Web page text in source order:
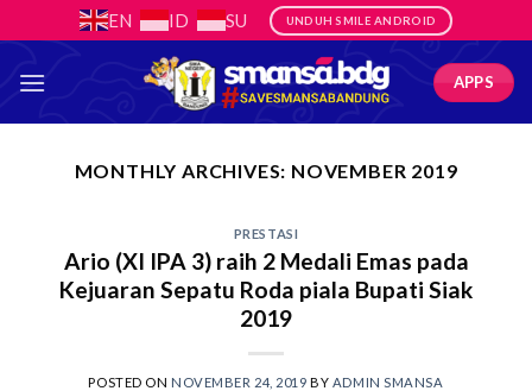
to
content
EN ID SU UNDUH SMILE ANDROID
APPS
MONTHLY ARCHIVES: NOVEMBER 2019
PRESTASI
Ario (XI IPA 3) raih 2 Medali Emas pada
Kejuaran Sepatu Roda piala Bupati Siak
2019
POSTED ON NOVEMBER 24, 2019 BY ADMIN SMANSA